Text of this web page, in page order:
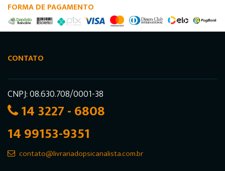
FORMA DE PAGAMENTO
CONTATO
CNPJ: 08.630.708/0001-38
14 3227 - 6808
14 99153-9351
contato@livrariadopsicanalista.com.br